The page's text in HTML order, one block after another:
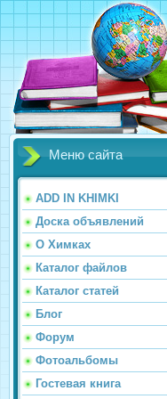
Меню сайта
ADD IN KHIMKI
Доска объявлений
О Химках
Каталог файлов
Каталог статей
Блог
Форум
Фотоальбомы
Гостевая книга